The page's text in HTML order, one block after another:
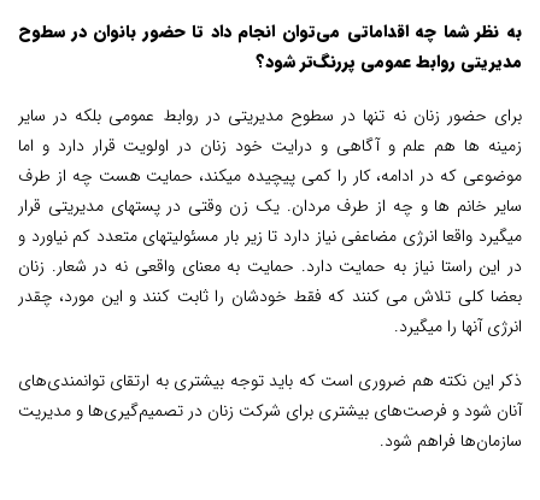
به نظر شما چه اقداماتی می‌توان انجام داد تا حضور بانوان در سطوح
مدیریتی روابط عمومی پررنگ‌تر شود؟
برای حضور زنان نه تنها در سطوح مدیریتی در روابط عمومی بلکه در سایر
زمینه ها هم علم و آگاهی و درایت خود زنان در اولویت قرار دارد و اما
موضوعی که در ادامه، کار را کمی پیچیده میکند، حمایت هست چه از طرف
سایر خانم ها و چه از طرف مردان. یک زن وقتی در پستهای مدیریتی قرار
میگیرد واقعا انرژی مضاعفی نیاز دارد تا زیر بار مسئولیتهای متعدد کم نیاورد و
در این راستا نیاز به حمایت دارد. حمایت به معنای واقعی نه در شعار. زنان
بعضا کلی تلاش می کنند که فقط خودشان را ثابت کنند و این مورد، چقدر
انرژی آنها را میگیرد.
ذکر این نکته هم ضروری است که باید توجه بیشتری به ارتقای توانمندی‌های
آنان شود و فرصت‌های بیشتری برای شرکت زنان در تصمیم‌گیری‌ها و مدیریت
سازمان‌ها فراهم شود.